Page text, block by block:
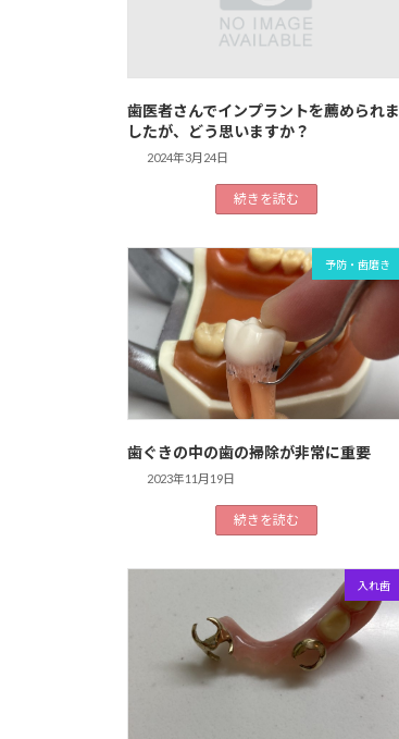
歯医者さんでインプラントを薦められま
したが、どう思いますか？
2024年3月24日
続きを読む
予防・歯磨き
歯ぐきの中の歯の掃除が非常に重要
2023年11月19日
続きを読む
入れ歯